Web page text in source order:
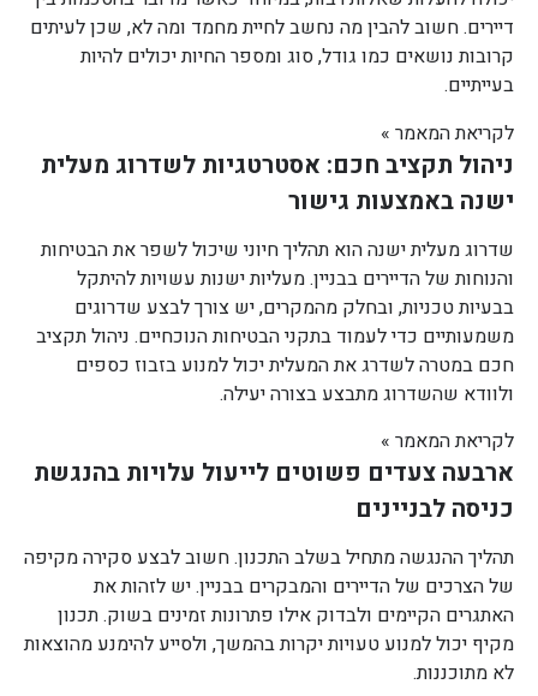
דיירים. חשוב להבין מה נחשב לחיית מחמד ומה לא, שכן לעיתים
קרובות נושאים כמו גודל, סוג ומספר החיות יכולים להיות
בעייתיים.
לקריאת המאמר »
ניהול תקציב חכם: אסטרטגיות לשדרוג מעלית
ישנה באמצעות גישור
שדרוג מעלית ישנה הוא תהליך חיוני שיכול לשפר את הבטיחות
והנוחות של הדיירים בבניין. מעליות ישנות עשויות להיתקל
בבעיות טכניות, ובחלק מהמקרים, יש צורך לבצע שדרוגים
משמעותיים כדי לעמוד בתקני הבטיחות הנוכחיים. ניהול תקציב
חכם במטרה לשדרג את המעלית יכול למנוע בזבוז כספים
ולוודא שהשדרוג מתבצע בצורה יעילה.
לקריאת המאמר »
ארבעה צעדים פשוטים לייעול עלויות בהנגשת
כניסה לבניינים
תהליך ההנגשה מתחיל בשלב התכנון. חשוב לבצע סקירה מקיפה
של הצרכים של הדיירים והמבקרים בבניין. יש לזהות את
האתגרים הקיימים ולבדוק אילו פתרונות זמינים בשוק. תכנון
מקיף יכול למנוע טעויות יקרות בהמשך, ולסייע להימנע מהוצאות
לא מתוכננות.